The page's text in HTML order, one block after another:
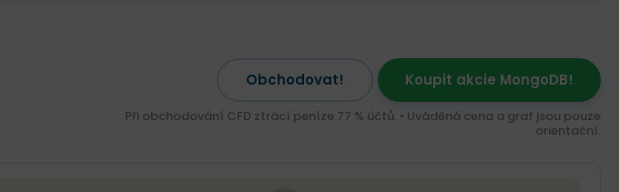
Obchodovat! Koupit akcie MongoDB!
Při obchodování CFD ztrácí peníze 77 % účtů. • Uváděná cena a graf jsou pouze
orientační.